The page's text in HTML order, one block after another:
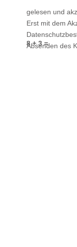
8 + 3 =
gelesen und
Erst mit dem
Absenden des